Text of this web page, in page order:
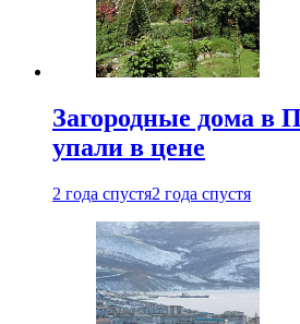
Загородные дома в
упали в цене
2 года спустя2 года спустя